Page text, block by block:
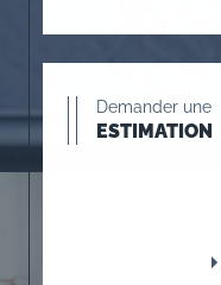
Demander une
ESTIMATION